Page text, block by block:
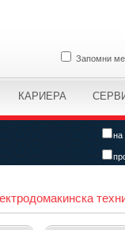
Запомни ме
КАРИЕРА
на